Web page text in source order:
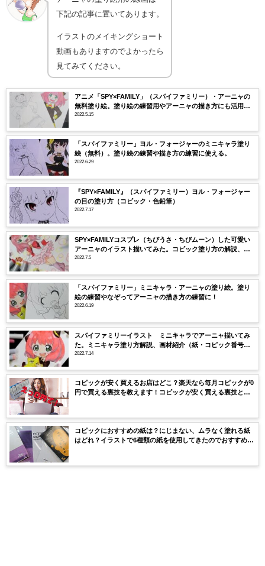
下記の記事に置いてあります。
イラストのメイキングショート
動画もありますのでよかったら
見てみてください。
アニメ「SPY×FAMILY」（スパイファミリー）・アーニャの
無料塗り絵。塗り絵の練習用やアーニャの描き方にも活用で
きる！
2022.5.15
「スパイファミリー」ヨル・フォージャーのミニキャラ塗り
絵（無料）。塗り絵の練習や描き方の練習に使える。
2022.6.29
『SPY×FAMILY』（スパイファミリー）ヨル・フォージャー
の目の塗り方（コピック・色鉛筆）
2022.7.17
SPY×FAMILYコスプレ（ちびうさ・ちびムーン）した可愛い
アーニャのイラスト描いてみた。コピック塗り方の解説、紙
や使用したコピック紹介
2022.7.5
「スパイファミリー」ミニキャラ・アーニャの塗り絵。塗り
絵の練習やなぞってアーニャの描き方の練習に！
2022.6.19
スパイファミリーイラスト ミニキャラでアーニャ描いてみ
た。ミニキャラ塗り方解説、画材紹介（紙・コピック番号・
色）
2022.7.14
コピックが安く買えるお店はどこ？楽天なら毎月コピックが0
円で買える裏技を教えます！コピックが安く買える裏技と
コピックにおすすめの紙は？にじまない、ムラなく塗れる紙
はどれ？イラストで6種類の紙を使用してきたのでおすすめの